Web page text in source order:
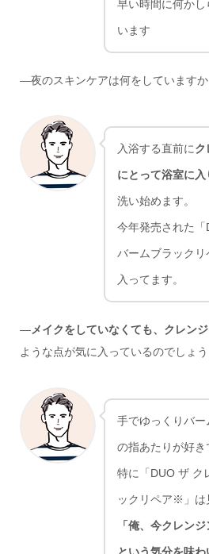
早い時間に何か
います
―夜のスキンケアは何をしていますか
入浴する直前にク
にとって浴室に入
洗い始めます。
今年発売された
バームブラック
入ってます。
―メイクをしていなくても、クレン
ような点が気に入っているのでしょう
手でゆっくりバ
の指あたりが好き
特に「DUO ザ ク
ックリペア※」は
「俺、今クレン
という気分を味わ